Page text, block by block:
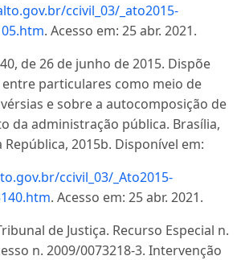
ccivil_03/_ato2015-
. Acesso em: 25 abr. 2021.
de 26 de junho de 2015. Dispõe
particulares como meio de
e sobre a autocomposição de
da administração pública. Brasília,
República, 2015b. Disponível em:
ccivil_03/_Ato2015-
. Acesso em: 25 abr. 2021.
de Justiça. Recurso Especial n.
n. 2009/0073218-3. Intervenção